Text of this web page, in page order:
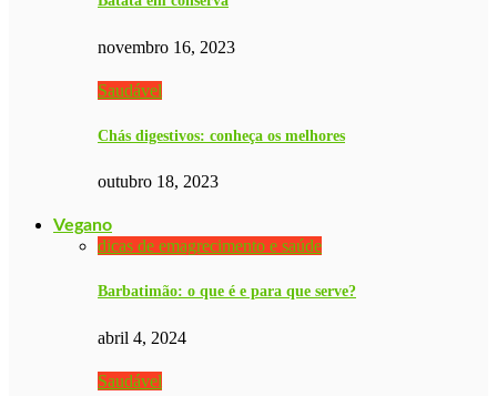
novembro 16, 2023
Saudável
Chás digestivos: conheça os melhores
outubro 18, 2023
Vegano
dicas de emagrecimento e saúde
Barbatimão: o que é e para que serve?
abril 4, 2024
Saudável